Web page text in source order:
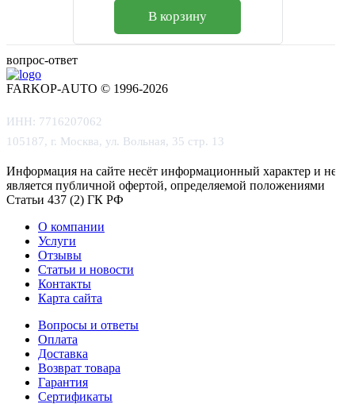
В корзину
вопрос-ответ
FARKOP-AUTO © 1996-2026
ИНН: 7716207062
105187, г. Москва, ул. Вольная, 35 стр. 13
Информация на сайте несёт информационный характер и не
является публичной офертой, определяемой положениями
Статьи 437 (2) ГК РФ
О компании
Услуги
Отзывы
Статьи и новости
Контакты
Карта сайта
Вопросы и ответы
Оплата
Доставка
Возврат товара
Гарантия
Сертификаты